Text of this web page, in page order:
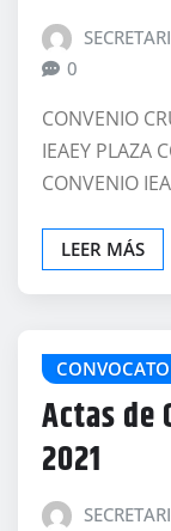
0
CONVENIO
IEAEY PLAZA
CONVENIO
LEER MÁS
Actas
2021